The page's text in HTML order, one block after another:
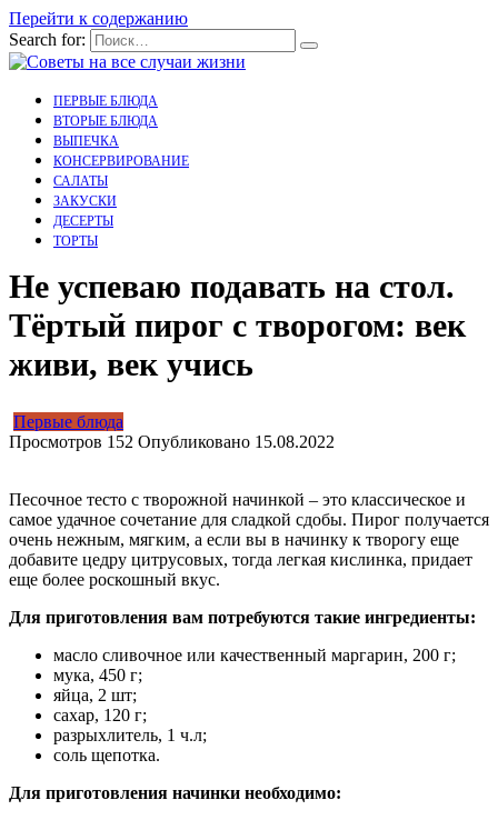
Перейти к содержанию
Search for:
ПЕРВЫЕ БЛЮДА
ВТОРЫЕ БЛЮДА
ВЫПЕЧКА
КОНСЕРВИРОВАНИЕ
САЛАТЫ
ЗАКУСКИ
ДЕСЕРТЫ
ТОРТЫ
Не успеваю подавать на стол.
Тёртый пирог с творогом: век
живи, век учись
Первые блюда
Просмотров 152 Опубликовано 15.08.2022
Песочное тесто с творожной начинкой – это классическое и
самое удачное сочетание для сладкой сдобы. Пирог получается
очень нежным, мягким, а если вы в начинку к творогу еще
добавите цедру цитрусовых, тогда легкая кислинка, придает
еще более роскошный вкус.
Для приготовления вам потребуются такие ингредиенты:
масло сливочное или качественный маргарин, 200 г;
мука, 450 г;
яйца, 2 шт;
сахар, 120 г;
разрыхлитель, 1 ч.л;
соль щепотка.
Для приготовления начинки необходимо: